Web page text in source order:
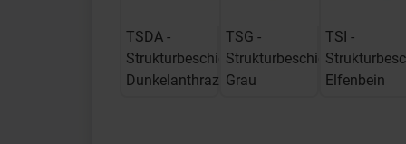
TSDA -
Strukturbeschichtet
Dunkelanthrazit
TSG -
Strukturbeschichtet
Grau
TSI -
Elfenbein